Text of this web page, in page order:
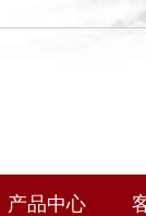
产品中心